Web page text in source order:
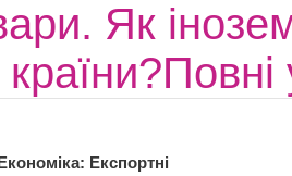
Як
Експортні